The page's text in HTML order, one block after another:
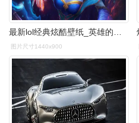
图片尺寸1440x900